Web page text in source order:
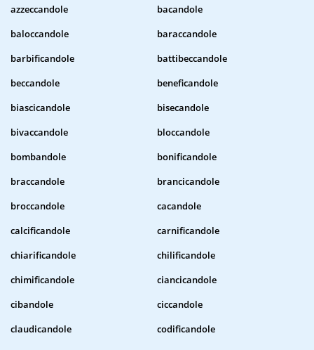
azzeccandole
bacandole
baloccandole
baraccandole
barbificandole
battibeccandole
beccandole
beneficandole
biascicandole
bisecandole
bivaccandole
bloccandole
bombandole
bonificandole
braccandole
brancicandole
broccandole
cacandole
calcificandole
carnificandole
chiarificandole
chilificandole
chimificandole
ciancicandole
cibandole
ciccandole
claudicandole
codificandole